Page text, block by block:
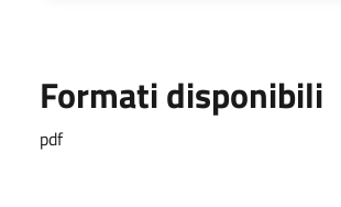
Formati disponibili
pdf